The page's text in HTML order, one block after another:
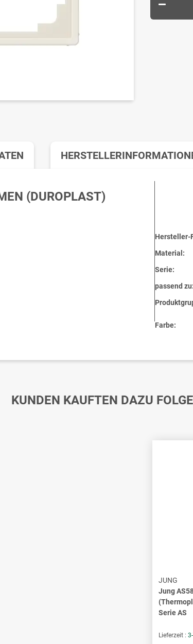
(DUROPLAST)
Hersteller-
Material:
Serie:
passend zu:
Farbe:
KUNDEN KAUFTEN DAZU
JUNG
Jung
Serie AS
Lieferzeit :